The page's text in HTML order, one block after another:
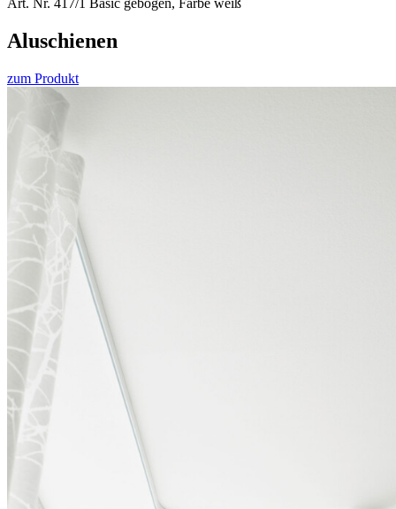
Art. Nr. 417/1 Basic gebogen, Farbe weiß
Alu­schienen
zum Produkt